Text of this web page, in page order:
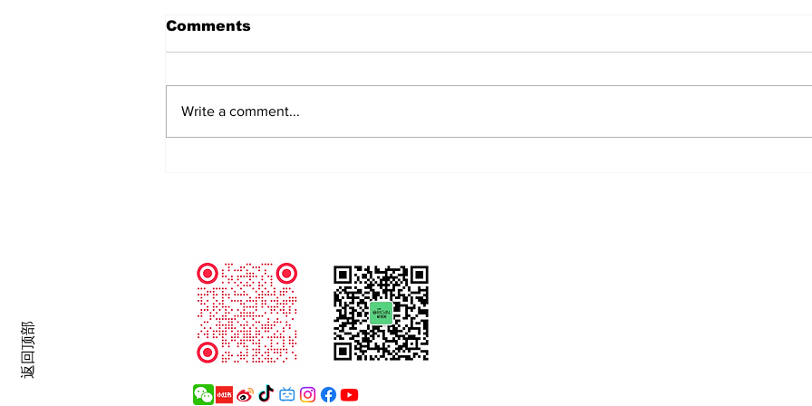
Comments
Write a comment...
返回顶部